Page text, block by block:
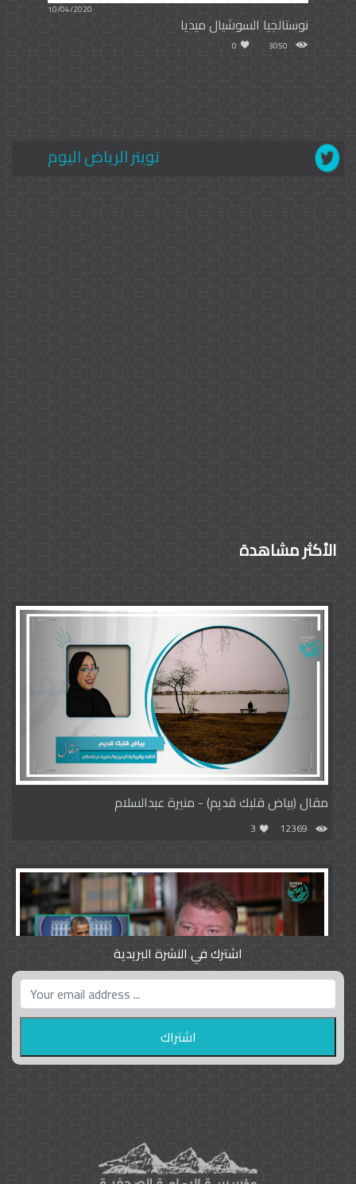
10/04/2020
نوستالجيا السوشيال ميديا
3050
0
تويتر الرياض اليوم
الأكثر مشاهدة
مقال (بياض قلبك قديم) - منيرة عبدالسلام
12369
3
واشنطن بوست واللوبي المزدوج
اشترك في النشرة البريدية